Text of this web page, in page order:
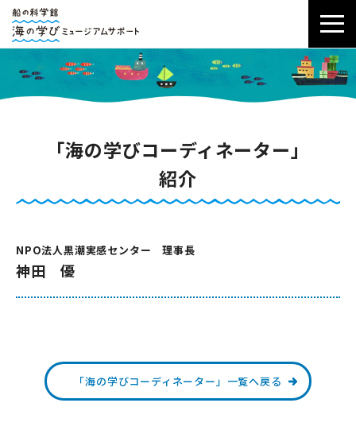
「海の学びコーディネーター」
紹介
NPO法人黒潮実感センター 理事長
神田 優
「海の学びコーディネーター」一覧へ戻る